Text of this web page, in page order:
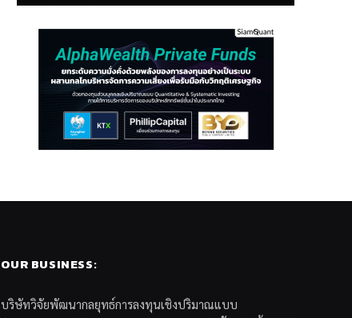
OUR BUSINESS:
บริษัทวิจัยพัฒนากลยุทธ์การลงทุนเชิงปริมาณแบบ